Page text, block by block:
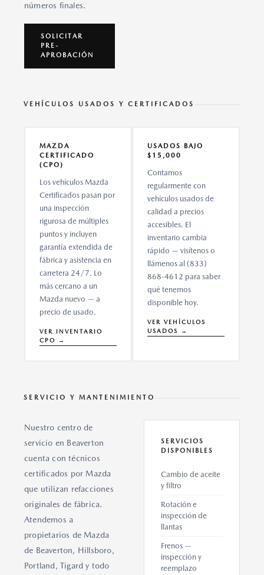
números finales.
SOLICITAR
PRE-
APROBACIÓN
VEHÍCULOS USADOS Y CERTIFICADOS
MAZDA
CERTIFICADO
(CPO)
Los vehículos Mazda
Certificados pasan por
una inspección
rigurosa de múltiples
puntos y incluyen
garantía extendida de
fábrica y asistencia en
carretera 24/7. Lo
más cercano a un
Mazda nuevo — a
precio de usado.
VER INVENTARIO
CPO →
USADOS BAJO
$15,000
Contamos
regularmente con
vehículos usados de
calidad a precios
accesibles. El
inventario cambia
rápido — visítenos o
llámenos al (833)
868-4612 para saber
qué tenemos
disponible hoy.
VER VEHÍCULOS
USADOS →
SERVICIO Y MANTENIMIENTO
Nuestro centro de
servicio en Beaverton
cuenta con técnicos
certificados por Mazda
que utilizan refacciones
originales de fábrica.
Atendemos a
propietarios de Mazda
de Beaverton, Hillsboro,
Portland, Tigard y todo
SERVICIOS
DISPONIBLES
Cambio de aceite
y filtro
Rotación e
inspección de
llantas
Frenos —
inspección y
reemplazo